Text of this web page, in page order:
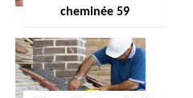
cheminée 59